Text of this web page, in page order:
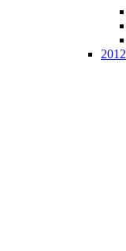
2012